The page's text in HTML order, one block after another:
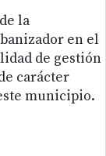
la
en el
de gestión
carácter
municipio.